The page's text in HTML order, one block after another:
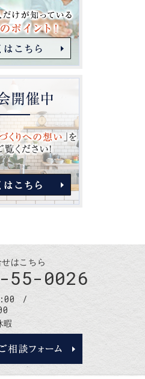
はこちら
55-0026
暇